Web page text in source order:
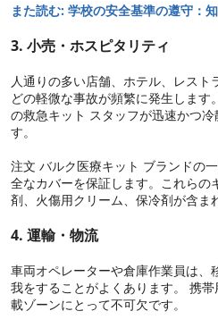
また読む: 学校の安全基準の遵守：
3. 小売・ホスピタリティ
人通りの多い店舗、ホテル、レス
どの軽微な事故が頻繁に発生します
の救急キット スタッフが迅速かつ
す。
注文 バルク医療キット ブランドの
全なカバーを保証します。これらの
剤、火傷用クリーム、保冷剤が含ま
4. 運輸・物流
車両オペレーターや倉庫作業員は、
我をすることがよくあります。 携
載ゾーンにとって不可欠です。